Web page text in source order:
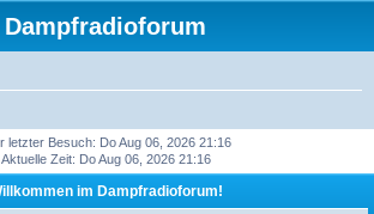
Dampfradioforum
letzter Besuch: Do Aug 06, 2026 21:16
Aktuelle Zeit: Do Aug 06, 2026 21:16
im Dampfradioforum!